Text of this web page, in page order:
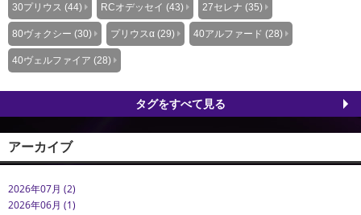
30プリウス (44) RCオデッセイ (43) 27セレナ (35)
80ヴォクシー (30) プリウスα (29) 40アルファード (28)
40ヴェルファイア (28)
タグをすべて見る
アーカイブ
2026年07月 (2)
2026年06月 (1)